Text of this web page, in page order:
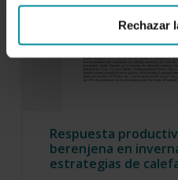
Rechazar
Respuesta
berenjena en
estrategias de